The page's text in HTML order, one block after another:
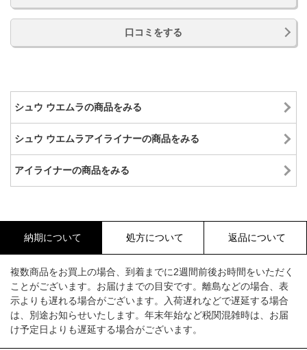
口コミをする
シュウ ウエムラの商品をみる
シュウ ウエムラアイライナーの商品をみる
アイライナーの商品をみる
納期について 処方について 返品について
複数商品をお買上の場合、到着までに2週間前後お時間をいただく
ことがございます。お届けまでの目安です。離島などの場合、表
示よりも遅れる場合がございます。入荷遅れなどで遅延する場合
は、別途お知らせいたします。年末年始など税関混雑時は、お届
け予定日よりも遅延する場合がございます。